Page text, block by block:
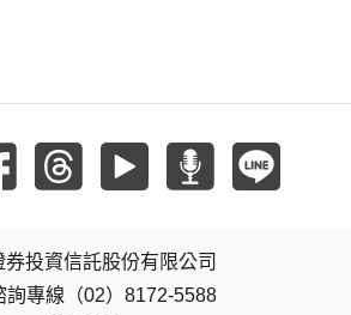
券投資信託股份有限公司
詢專線（02）8172-5588